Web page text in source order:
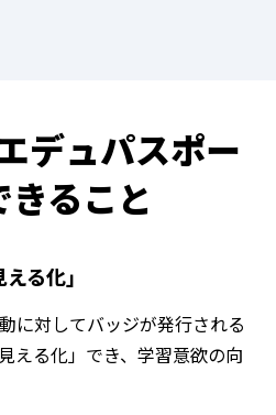
デュパスポー
きること
る化」
に対してバッジが発行される
える化」でき、学習意欲の向